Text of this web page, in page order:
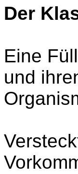
Der
Eine
und